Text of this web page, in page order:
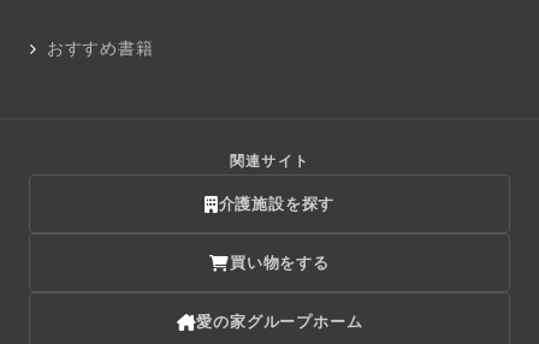
おすすめ書籍
関連サイト
介護施設を探す
買い物をする
愛の家グループホーム